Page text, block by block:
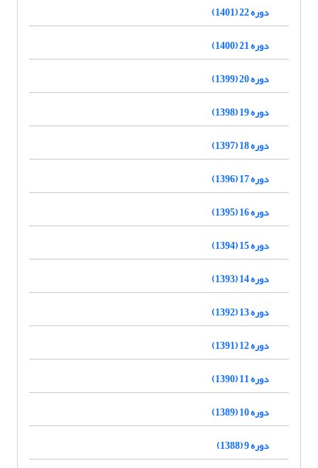
دوره 22 (1401)
دوره 21 (1400)
دوره 20 (1399)
دوره 19 (1398)
دوره 18 (1397)
دوره 17 (1396)
دوره 16 (1395)
دوره 15 (1394)
دوره 14 (1393)
دوره 13 (1392)
دوره 12 (1391)
دوره 11 (1390)
دوره 10 (1389)
دوره 9 (1388)